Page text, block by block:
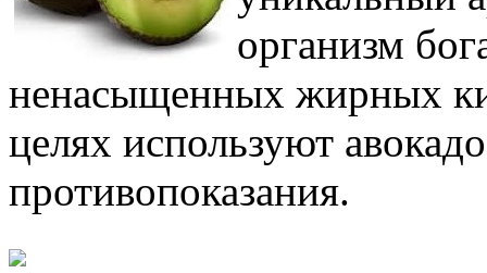
организм
ненасыщенных жирных
целях используют
противопоказания.